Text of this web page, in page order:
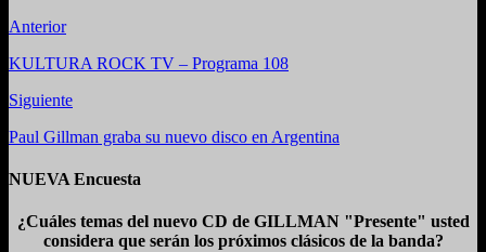
Anterior
KULTURA ROCK TV – Programa 108
Siguiente
Paul Gillman graba su nuevo disco en Argentina
NUEVA Encuesta
¿Cuáles temas del nuevo CD de GILLMAN "Presente" usted
considera que serán los próximos clásicos de la banda?